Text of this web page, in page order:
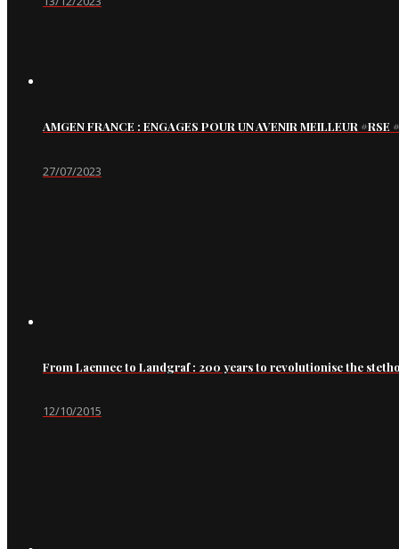
AMGEN FRANCE : ENGAGES POUR UN AVENIR MEILLEUR
27/07/2023
From Laennec to Landgraf : 200 years to revolutionise the
12/10/2015